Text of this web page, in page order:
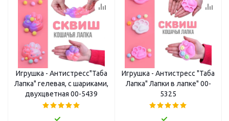
Игрушка - Антистресс"Таба
Лапка" гелевая, с шариками,
двухцветная 00-5439
Игрушка - Антистресс "Таба
Лапка" Лапки в лапке" 00-
5325